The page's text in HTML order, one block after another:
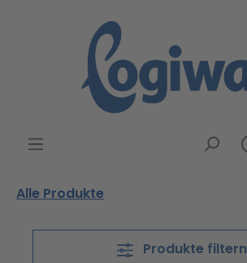
Alle Produkte
Produkte filtern